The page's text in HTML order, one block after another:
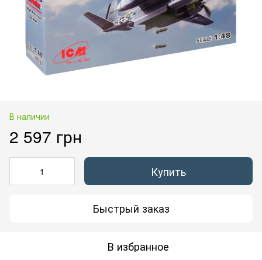
В наличии
2 597 грн
Купить
Быстрый заказ
В избранное